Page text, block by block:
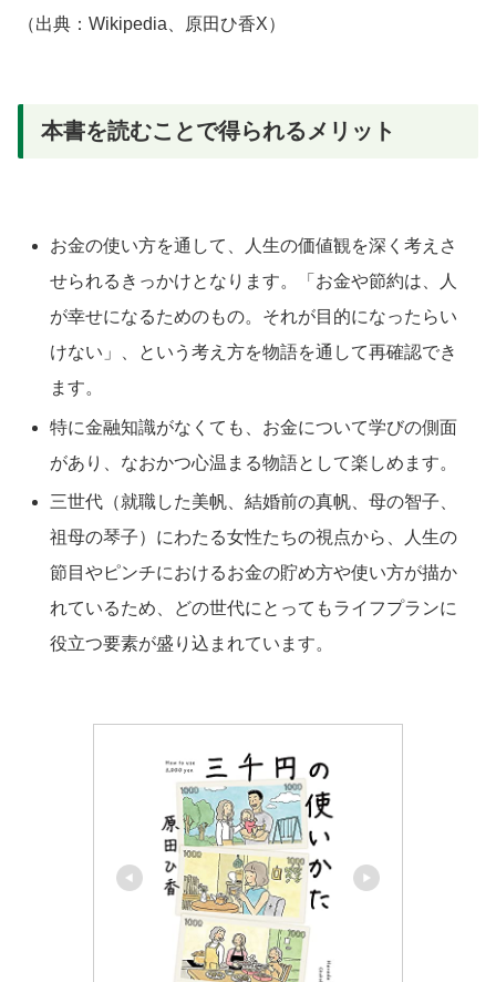
（出典：Wikipedia、原田ひ香X）
本書を読むことで得られるメリット
お金の使い方を通して、人生の価値観を深く考えさ
せられるきっかけとなります。「お金や節約は、人
が幸せになるためのもの。それが目的になったらい
けない」、という考え方を物語を通して再確認でき
ます。
特に金融知識がなくても、お金について学びの側面
があり、なおかつ心温まる物語として楽しめます。
三世代（就職した美帆、結婚前の真帆、母の智子、
祖母の琴子）にわたる女性たちの視点から、人生の
節目やピンチにおけるお金の貯め方や使い方が描か
れているため、どの世代にとってもライフプランに
役立つ要素が盛り込まれています。